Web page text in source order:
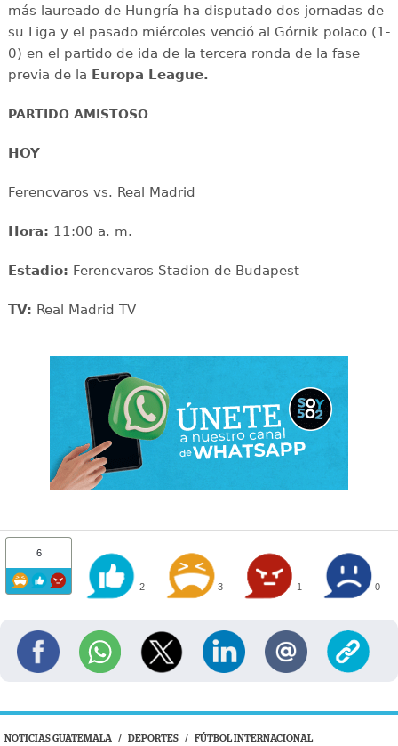
más laureado de Hungría ha disputado dos jornadas de
su Liga y el pasado miércoles venció al Górnik polaco (1-
0) en el partido de ida de la tercera ronda de la fase
previa de la Europa League.
PARTIDO AMISTOSO
HOY
Ferencvaros vs. Real Madrid
Hora: 11:00 a. m.
Estadio: Ferencvaros Stadion de Budapest
TV: Real Madrid TV
6
2 3 1 0
NOTICIAS GUATEMALA / DEPORTES / FÚTBOL INTERNACIONAL